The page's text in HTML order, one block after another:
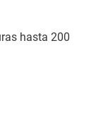
hasta 200